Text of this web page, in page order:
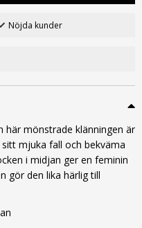
Nöjda kunder
här mönstrade klänningen är
mjuka fall och bekväma
i midjan ger en feminin
gör den lika härlig till